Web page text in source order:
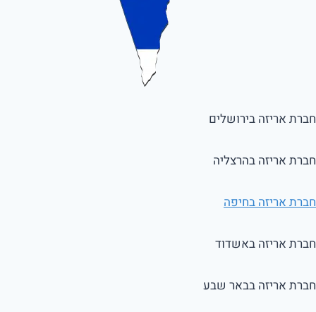
חברת אריזה בירושלים
חברת אריזה בהרצליה
חברת אריזה בחיפה
חברת אריזה באשדוד
חברת אריזה בבאר שבע